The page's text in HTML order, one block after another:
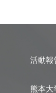
活動報
熊本大